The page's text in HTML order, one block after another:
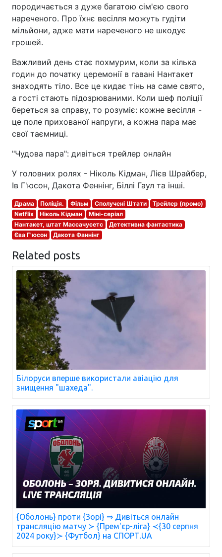
породичається з дуже багатою сім'єю свого
нареченого. Про їхнє весілля можуть гудіти
мільйони, адже мати нареченого не шкодує
грошей.
Важливий день стає похмурим, коли за кілька
годин до початку церемонії в гавані Нантакет
знаходять тіло. Все це кидає тінь на саме свято,
а гості стають підозрюваними. Коли шеф поліції
береться за справу, то розуміє: кожне весілля -
це поле прихованої напруги, а кожна пара має
свої таємниці.
"Чудова пара": дивіться трейлер онлайн
У головних ролях - Ніколь Кідман, Лієв Шрайбер,
Ів Г'юсон, Дакота Феннінг, Біллі Гаул та інші.
Драма Поліція. Фільм Сполучені Штати
Трейлер (промо)
Netflix
Ніколь Кідман
Міні-серіал
Нантакет, штат Массачусетс
Детективна фантастика
Єва Г'юсон
Дакота Фаннінг
Related posts
Білоруси вперше використали авіацію для
знищення "шахеда".
{Оболонь} проти {Зорі} ⇒ Дивіться онлайн
трансляцію матчу ≻ {Прем'єр-ліга} ≺{30 серпня
2024 року}≻ {Футбол} на СПОРТ.UA